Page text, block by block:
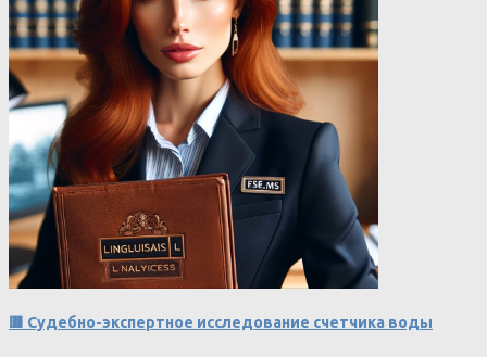
🟥 Судебно-экспертное исследование счетчика воды